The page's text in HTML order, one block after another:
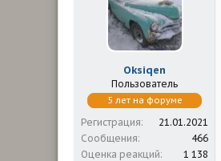
Oksiqen
Пользователь
5 лет на форуме
Регистрация
21.01.2021
Сообщения
466
Оценка реакций
1 138